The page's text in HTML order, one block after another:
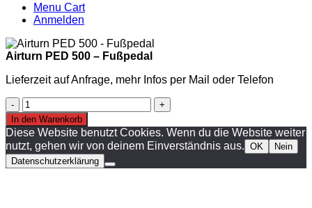
Menu Cart
Anmelden
Airturn PED 500 – Fußpedal
Lieferzeit auf Anfrage, mehr Infos per Mail oder Telefon
Airturn
PED
500
-
Fußpedal
Menge
In den Warenkorb
Diese Website benutzt Cookies. Wenn du die Website weiter
nutzt, gehen wir von deinem Einverständnis aus. OK
Nein
Datenschutzerklärung